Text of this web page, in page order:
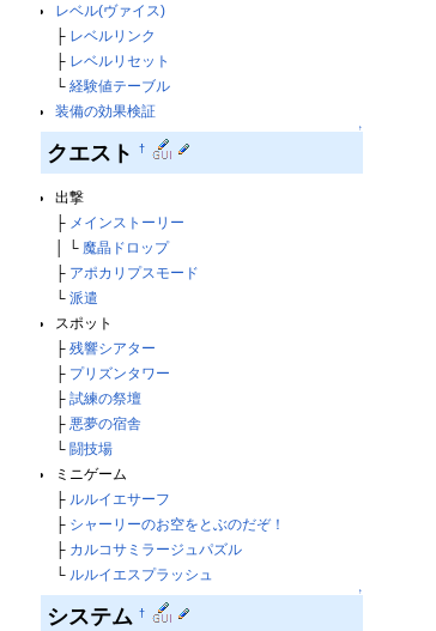
レベル(ヴァイス)
├ レベルリンク
├ レベルリセット
└ 経験値テーブル
装備の効果検証
↑
クエスト†
出撃
├ メインストーリー
│ └ 魔晶ドロップ
├ アポカリプスモード
└ 派遣
スポット
├ 残響シアター
├ プリズンタワー
├ 試練の祭壇
├ 悪夢の宿舎
└ 闘技場
ミニゲーム
├ ルルイエサーフ
├ シャーリーのお空をとぶのだぞ！
├ カルコサミラージュパズル
└ ルルイエスプラッシュ
↑
システム†